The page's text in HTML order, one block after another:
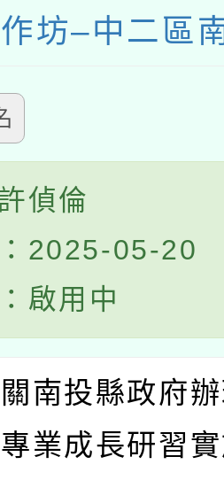
坊–中二區
偵倫
2025-05-20
啟用中
南投縣政府
業成長研習